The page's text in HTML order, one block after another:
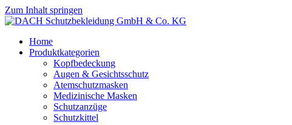
Zum Inhalt springen
Home
Produktkategorien
Kopfbedeckung
Augen & Gesichtsschutz
Atemschutzmasken
Medizinische Masken
Schutzanzüge
Schutzkittel